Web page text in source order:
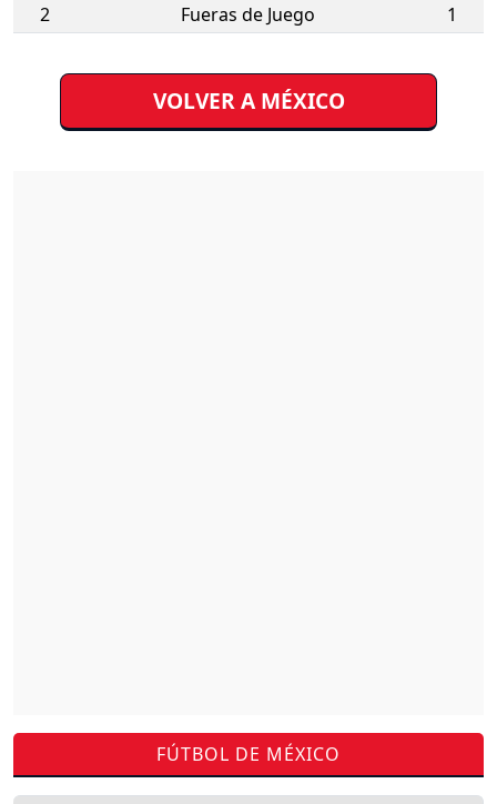
2
Fueras de Juego 1
VOLVER A MÉXICO
FÚTBOL DE MÉXICO